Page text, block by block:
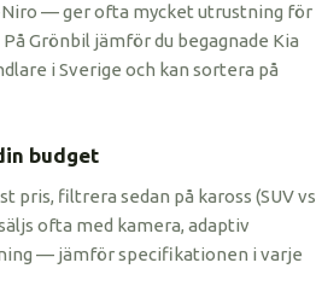
Niro — ger ofta mycket utrustning för
Grönbil jämför du begagnade Kia
i Sverige och kan sortera på
budget
pris, filtrera sedan på kaross (SUV vs
ofta med kamera, adaptiv
— jämför specifikationen i varje